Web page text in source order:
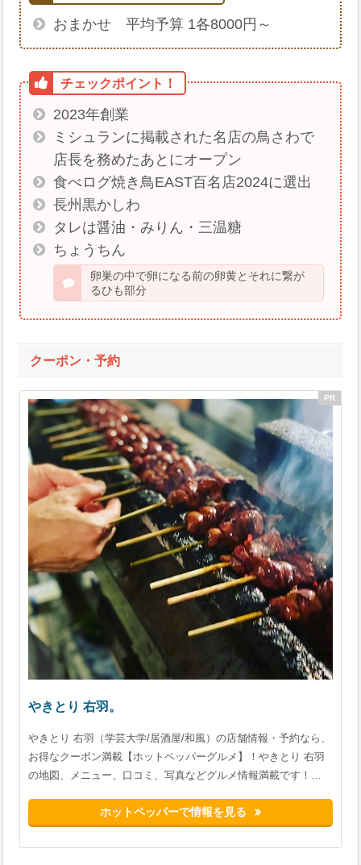
おまかせ 平均予算 1各8000円～
2023年創業
ミシュランに掲載された名店の鳥さわで
店長を務めたあとにオープン
食べログ焼き鳥EAST百名店2024に選出
長州黒かしわ
タレは醤油・みりん・三温糖
ちょうちん
卵巣の中で卵になる前の卵黄とそれに繋が
るひも部分
クーポン・予約
やきとり 右羽。
やきとり 右羽（学芸大学/居酒屋/和風）の店舗情報・予約なら、
お得なクーポン満載【ホットペッパーグルメ】！やきとり 右羽
の地図、メニュー、口コミ、写真などグルメ情報満載です！…
ホットペッパーで情報を見る